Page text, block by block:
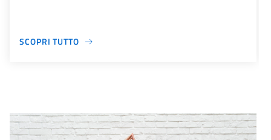
SCOPRI TUTTO